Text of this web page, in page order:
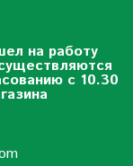
на работу
с 10.30